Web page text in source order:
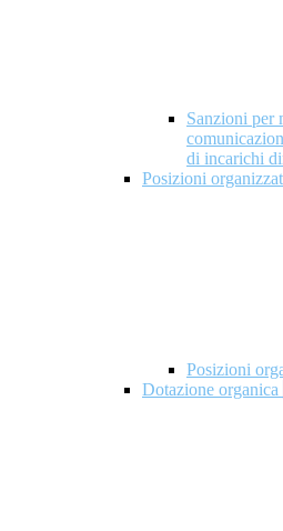
Sanzioni per
di incarichi
Posizioni
Posizioni
Dotazione organica